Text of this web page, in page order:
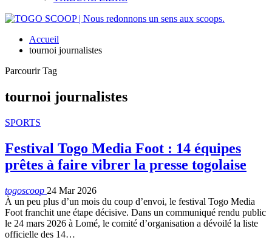
Accueil
tournoi journalistes
Parcourir Tag
tournoi journalistes
SPORTS
Festival Togo Media Foot : 14 équipes
prêtes à faire vibrer la presse togolaise
togoscoop 24 Mar 2026
À un peu plus d’un mois du coup d’envoi, le festival Togo Media
Foot franchit une étape décisive. Dans un communiqué rendu public
le 24 mars 2026 à Lomé, le comité d’organisation a dévoilé la liste
officielle des 14…